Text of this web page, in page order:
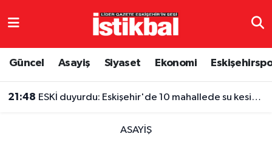
Güncel Asayiş Siyaset Ekonomi
21:48 ESKİ duyurdu: Eskişehir'de 10 mahallede su kesintisi
ASAYIŞ
Eskişehirspor
Eskişehir Nöbetçi Eczaneler